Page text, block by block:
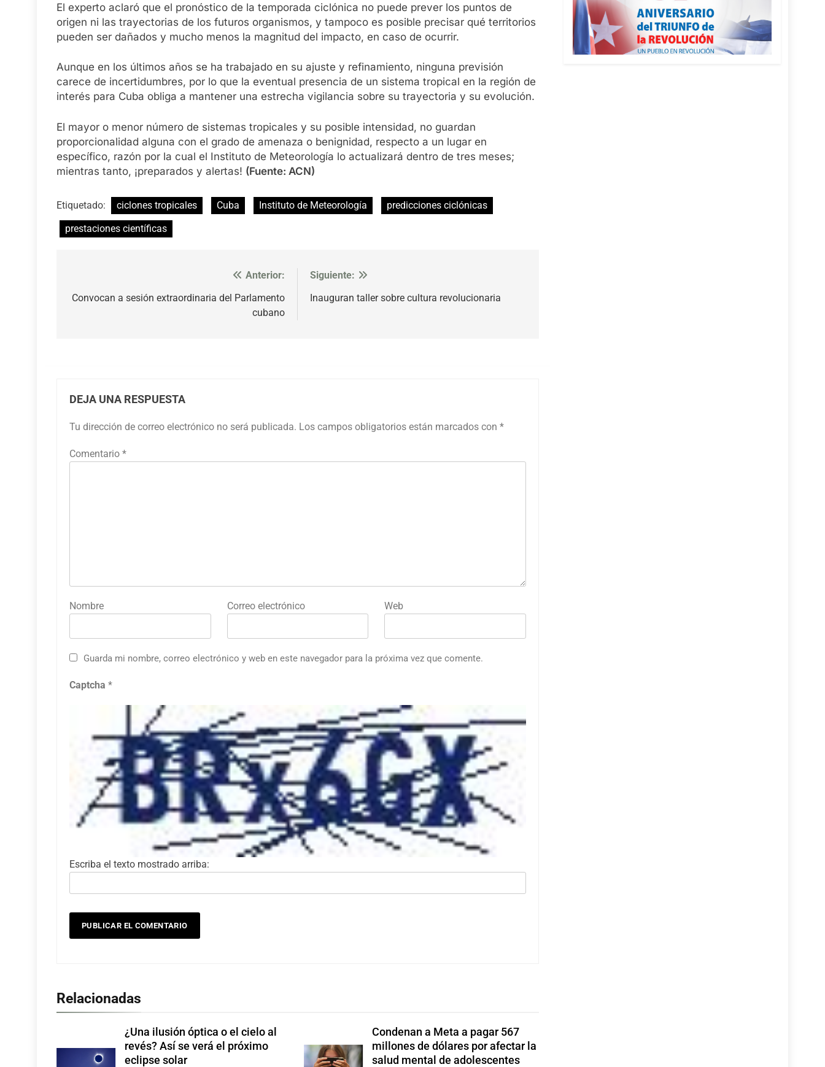
El experto aclaró que el pronóstico de la temporada ciclónica no puede prever los puntos de
origen ni las trayectorias de los futuros organismos, y tampoco es posible precisar qué territorios
pueden ser dañados y mucho menos la magnitud del impacto, en caso de ocurrir.
Aunque en los últimos años se ha trabajado en su ajuste y refinamiento, ninguna previsión
carece de incertidumbres, por lo que la eventual presencia de un sistema tropical en la región de
interés para Cuba obliga a mantener una estrecha vigilancia sobre su trayectoria y su evolución.
El mayor o menor número de sistemas tropicales y su posible intensidad, no guardan
proporcionalidad alguna con el grado de amenaza o benignidad, respecto a un lugar en
específico, razón por la cual el Instituto de Meteorología lo actualizará dentro de tres meses;
mientras tanto, ¡preparados y alertas! (Fuente: ACN)
Etiquetado: ciclones tropicales Cuba Instituto de Meteorología
predicciones ciclónicas
prestaciones científicas
de
Anterior:
Convocan a sesión extraordinaria del Parlamento
cubano
Siguiente:
Inauguran taller sobre cultura revolucionaria
DEJA UNA RESPUESTA
Tu dirección de correo electrónico no será publicada. Los campos obligatorios están marcados con *
Comentario *
Nombre Correo electrónico Web
Guarda mi nombre, correo electrónico y web en este navegador para la próxima vez que comente.
Captcha *
Escriba el texto mostrado arriba:
Relacionadas
¿Una ilusión óptica o el cielo al
revés? Así se verá el próximo
eclipse solar
Condenan a Meta a pagar 567
millones de dólares por afectar la
salud mental de adolescentes